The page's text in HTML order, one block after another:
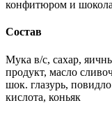
конфитюром и
Состав
Мука в/с, сахар,
продукт, масло
шок. глазурь,
кислота, коньяк